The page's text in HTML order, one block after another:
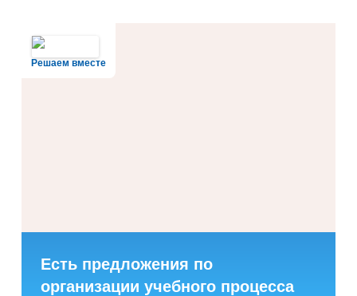
Решаем вместе
Есть предложения по
организации учебного процесса